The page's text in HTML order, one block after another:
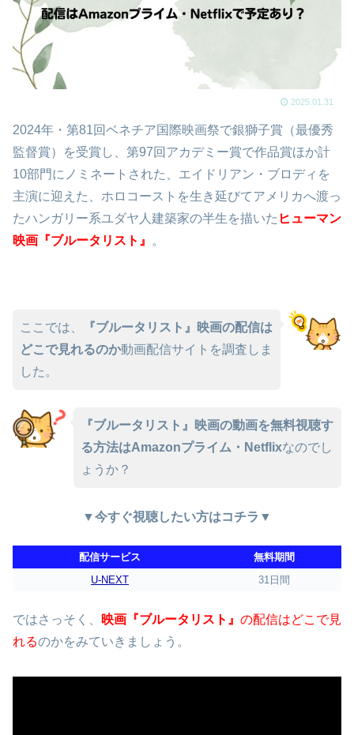
2025.01.31
2024年・第81回ベネチア国際映画祭で銀獅子賞（最優秀
監督賞）を受賞し、第97回アカデミー賞で作品賞ほか計
10部門にノミネートされた、エイドリアン・ブロディを
主演に迎えた、ホロコーストを生き延びてアメリカへ渡っ
たハンガリー系ユダヤ人建築家の半生を描いた ヒューマン
映画『ブルータリスト』
。
ここでは、
『ブルータリスト』映画の配信は
どこで見れるのか動画配信サイトを調査しま
した。
『ブルータリスト』映画の動画を無料視聴す
る方法はAmazonプライム・Netflixなのでし
ょうか？
▼今すぐ視聴したい方はコチラ▼
配信サービス
無料期間
U-NEXT
31日間
ではさっそく、 映画『ブルータリスト』 の配信はどこで見
れるのかをみていきましょう。